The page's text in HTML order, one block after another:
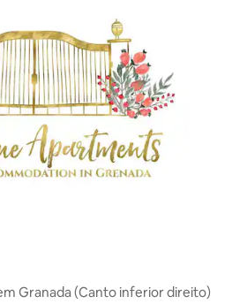
True Blue Apartments em Granada (Canto inferior direito)